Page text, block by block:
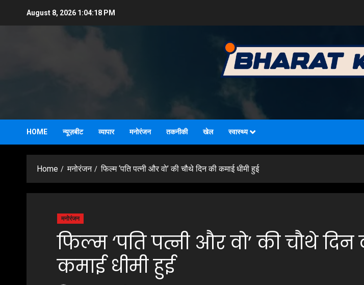
August 8, 2026 1:04:19 PM
HOME न्यूज़बीट व्यापार मनोरंजन तकनीकी खेल स्वास्थ्य
Home मनोरंजन फिल्म ‘पति पत्नी और वो’ की चौथे दिन की कमाई धीमी हुई
मनोरंजन
फिल्म ‘पति पत्नी और वो’ की चौथे दिन
कमाई धीमी हुई